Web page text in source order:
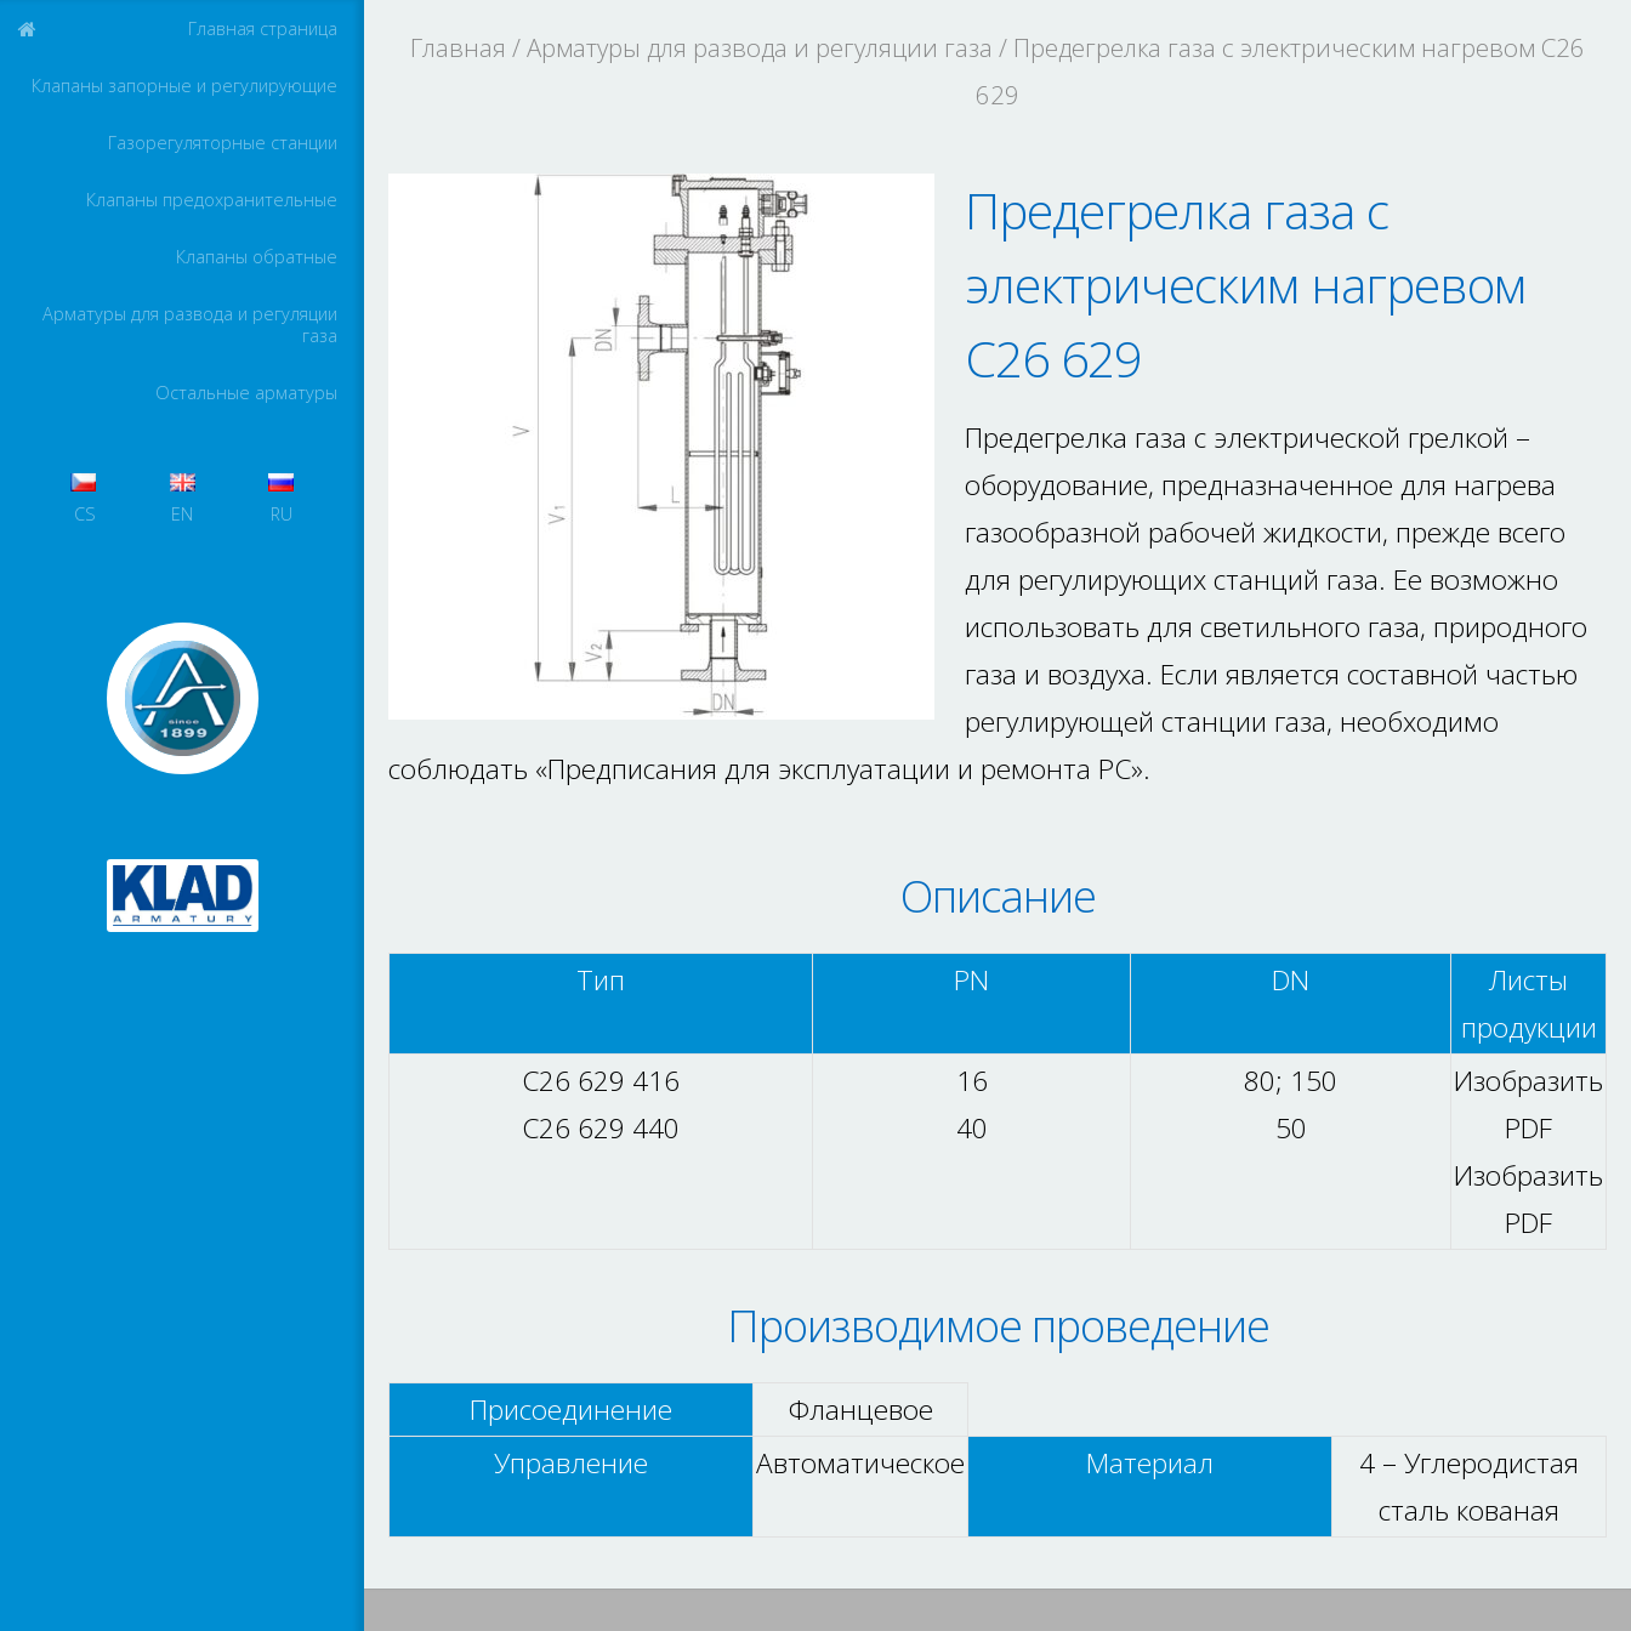
Главная страница
Клапаны запорные и регулирующие
Газорегуляторные станции
Клапаны предохранительные
Клапаны обратные
Арматуры для развода и регуляции
газа
Остальные арматуры
Главная /Арматуры для развода и регуляции газа / Предегрелка газа с электрическим нагревом C26
629
Предегрелка газа с
электрическим нагревом
C26 629
Предегрелка газа с электрической грелкой –
оборудование, предназначенное для нагрева
газообразной рабочей жидкости, прежде всего
для регулирующих станций газа. Ее возможно
использовать для светильного газа, природного
газа и воздуха. Если является составной частью
регулирующей станции газа, необходимо
соблюдать «Предписания для эксплуатации и ремонта РС».
Описание
Тип PN DN
Листы
продукции
C26 629 416
C26 629 440
16
40
80; 150
50
Изобразить
PDF
Изобразить
PDF
Производимое проведение
Присоединение
Фланцевое
Управление
Автоматическое Материал
4 – Углеродистая
сталь кованая